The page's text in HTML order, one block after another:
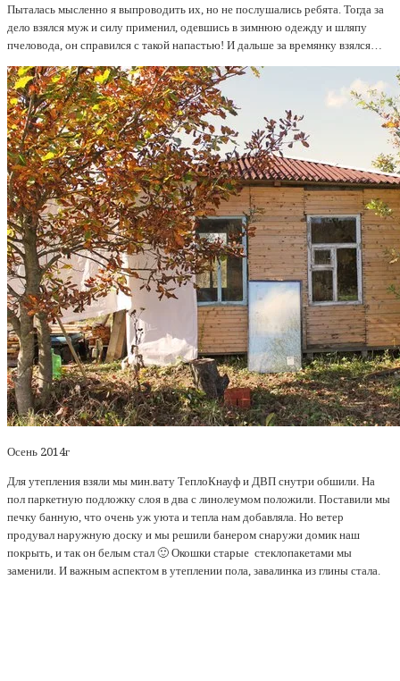
Пыталась мысленно я выпроводить их, но не послушались ребята. Тогда за
дело взялся муж и силу применил, одевшись в зимнюю одежду и шляпу
пчеловода, он справился с такой напастью! И дальше за времянку взялся…
Осень 2014г
Для утепления взяли мы мин.вату ТеплоКнауф и ДВП снутри обшили. На
пол паркетную подложку слоя в два с линолеумом положили. Поставили мы
печку банную, что очень уж уюта и тепла нам добавляла. Но ветер
продувал наружную доску и мы решили банером снаружи домик наш
покрыть, и так он белым стал 🙂 Окошки старые стеклопакетами мы
заменили. И важным аспектом в утеплении пола, завалинка из глины стала.